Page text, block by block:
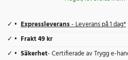
Expressleverans- Leverans på 1 dag*
Frakt 49 kr
Säkerhet- Certifierade av Trygg e-